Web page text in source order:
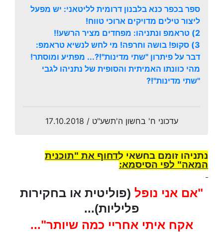
ספר בכפר כנא בלבנון דרומית לליטאני: יש מפעל
ליצור טילים מדויקים ארוכי טווח!
2) טראמפ ונתניהו: מפחדים מציר הרשע!!
3) סקופ! בושה וחרפה! מי לחש לנשיא טראמפ:
דבר על פיתרון "שתי מדינות"!?... מפתיע ומוסתר!
מהי כוונתו האמיתית והסופית של נתניהו לגבי
"שתי מדינות"!?
עדכוני ח' בחשון ה'תשע"ט / 17.10.2018
נתניהו זומם בחשאי לדחוף את "תוכנית
המאה" לפי הסיסמא:
"אם אני נופל (פוליטית או בחקירות
פליליות)...
אקח איתי אחריי כמה שיותר"...